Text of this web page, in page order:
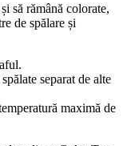
să rămână colorate,
de spălare și
separat de alte
maximă de